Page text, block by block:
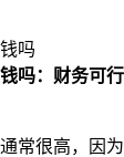
吗
吗：财务可
常很高，因